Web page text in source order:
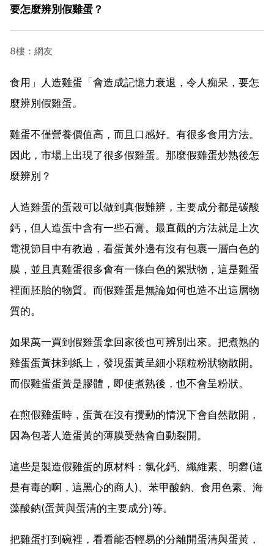
要怎麼辨別假雞蛋？
8樓：網友
食用」人造雞蛋「會造成記憶力衰退，令人痴呆，要怎
麼辨別假雞蛋。
雞蛋不僅營養價值高，而且口感好。有很多食用方法。
因此，市場上出現了很多假雞蛋。那麼假雞蛋炒熟後怎
麼辨別？
人造雞蛋的蛋殼可以做到真假難辨，主要成分都是碳酸
鈣，但人造蛋中含有一些石膏。最直觀的方法就是上次
電視節目中有教過，看蛋黃外邊有沒有包裹一層白色的
膜，並且真雞蛋很多會有一條白色的絮狀物，這是雞蛋
裡面胚胎的物質。而假雞蛋是無論如何也造不出這層物
質的。
如果萬一買到假雞蛋拿回家後也可辨別出來。把煮熟的
雞蛋蛋黃抹到紙上，發現蛋黃呈細小顆粒粉狀物散開。
而假雞蛋蛋黃是膠體，即使煮熟後，也不會呈粉狀。
在煎假雞蛋時，蛋黃在沒有攪動的情況下會自然散開，
因為包著人造蛋黃的薄膜受熱會自動裂開。
這些是製造假雞蛋的原材料：氯化鈣、纖維素、明礬(這
是有毒的啊，這黑心的商人)、苯甲酸鈉、食用色素、海
藻酸鈉(蛋黃與蛋清的主要成分)等。
把雞蛋打到碗裡，看看能否輕易的分離開蛋清與蛋黃，